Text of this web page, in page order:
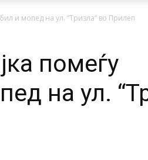
и мопед на ул. “Тризла” во Прилеп
помеѓу
на ул.